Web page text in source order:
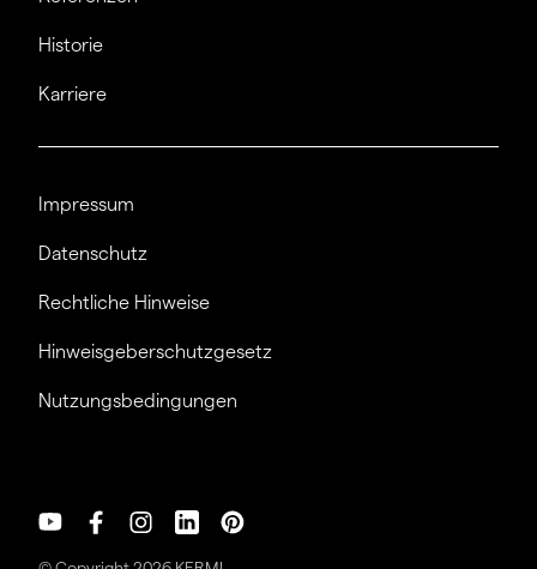
Historie
Karriere
Impressum
Datenschutz
Rechtliche Hinweise
Hinweisgeberschutzgesetz
Nutzungsbedingungen